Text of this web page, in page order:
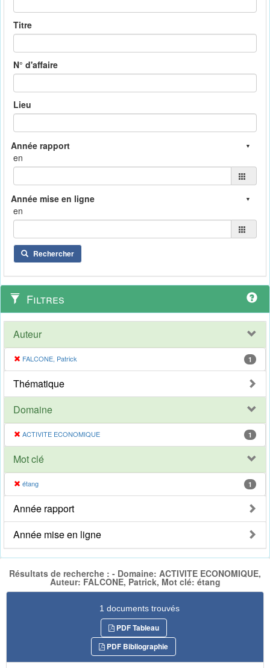
Titre
N° d'affaire
Lieu
en
en
Rechercher
Filtres
Auteur
FALCONE, Patrick 1
Thématique
Domaine
ACTIVITE ECONOMIQUE 1
Mot clé
étang 1
Année rapport
Année mise en ligne
Résultats de recherche : - Domaine: ACTIVITE ECONOMIQUE,
Auteur: FALCONE, Patrick, Mot clé: étang
1 documents trouvés
PDF Tableau
PDF Bibliographie